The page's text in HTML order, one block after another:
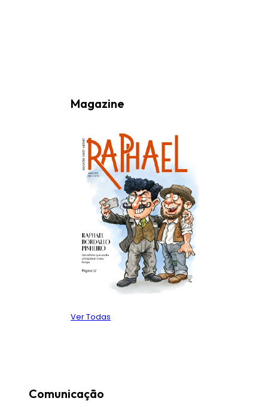
Magazine
Ver Todas
Comunicação